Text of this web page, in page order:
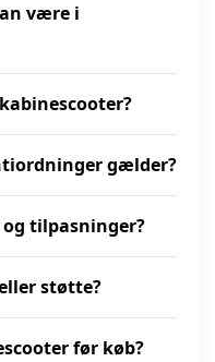
være i
gælder?
tilpasninger?
støtte?
før køb?